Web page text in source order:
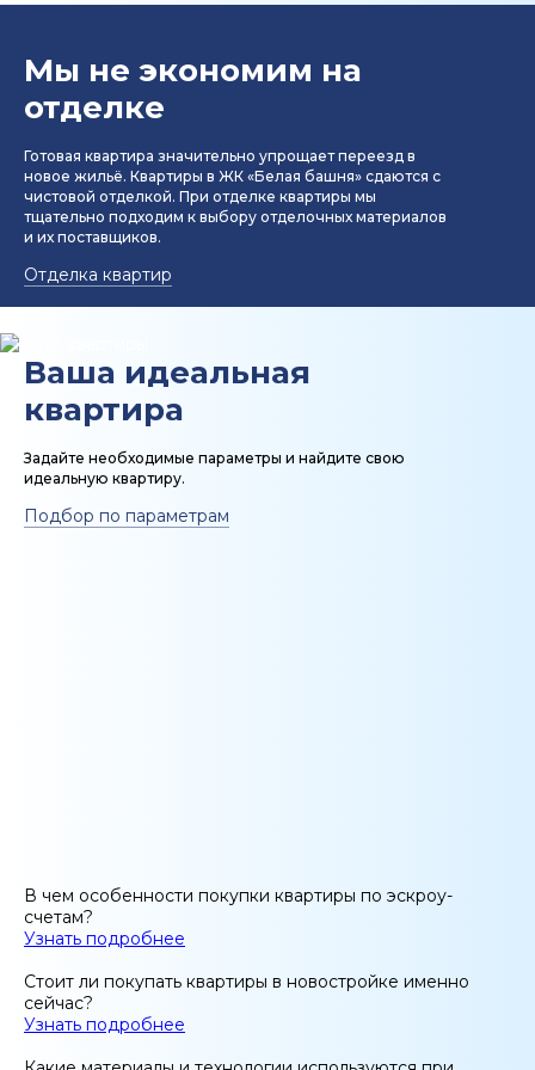
Мы не экономим на
отделке
Готовая квартира значительно упрощает переезд в
новое жильё. Квартиры в ЖК «Белая башня» сдаются с
чистовой отделкой. При отделке квартиры мы
тщательно подходим к выбору отделочных материалов
и их поставщиков.
Отделка квартир
Ваша идеальная
квартира
Задайте необходимые параметры и найдите свою
идеальную квартиру.
Подбор по параметрам
В чем особенности покупки квартиры по эскроу-
счетам?
Узнать подробнее
Стоит ли покупать квартиры в новостройке именно
сейчас?
Узнать подробнее